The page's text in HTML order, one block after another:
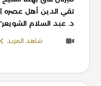
تقي الدين أهل عصره |
د. عبد السلام الشويعر'
شاهد المزيد